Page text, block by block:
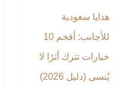
هدايا سعودية
للأجانب: أفخم 10
خيارات تترك أثرًا لا
يُنسى (دليل 2026)